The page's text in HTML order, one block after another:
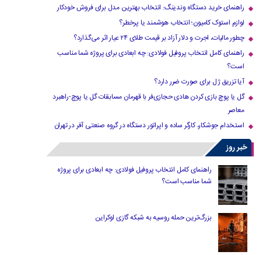
راهنمای خرید دستگاه وندینگ: انتخاب بهترین مدل برای فروش خودکار
لوازم استوک کامیون؛ انتخاب هوشمند یا پرخطر؟
چطور مالیات، اجرت و دلار آزاد بر قیمت طلای ۲۴ عیار اثر می‌گذارد؟
راهنمای کامل انتخاب پروفیل فولادی: چه ابعادی برای پروژه شما مناسب
است؟
آیا تزریق ژل برای صورت ضرر دارد​؟
گل یا پوچ بازی کردن هادی حجازی‌فر با قهرمان مسابقات گل یا پوچ-راهبرد
معاصر
استخدام جوشکار، کارگر ساده و اپراتور دستگاه در گروه صنعتی آفر در تهران
خبر روز
راهنمای کامل انتخاب پروفیل فولادی: چه ابعادی برای پروژه
شما مناسب است؟
بزرگ‌ترین حمله روسیه به شبکه گازی اوکراین